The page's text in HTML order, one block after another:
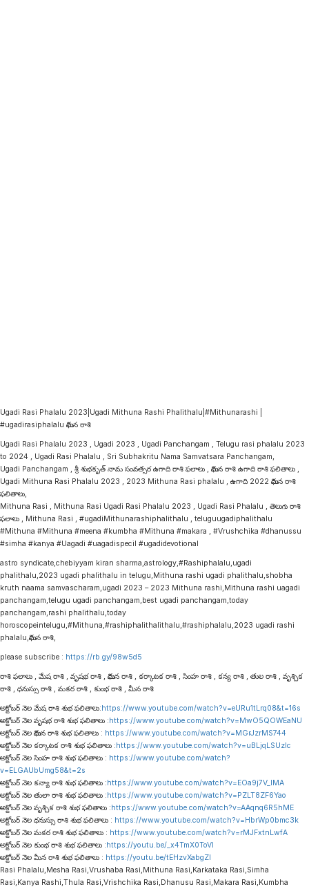
Ugadi Rasi Phalalu 2023|Ugadi Mithuna Rashi Phalithalu|#Mithunarashi |
#ugadirasiphalalu మిథున రాశి
Ugadi Rasi Phalalu 2023 , Ugadi 2023 , Ugadi Panchangam , Telugu rasi phalalu 2023
to 2024 , Ugadi Rasi Phalalu , Sri Subhakritu Nama Samvatsara Panchangam,
Ugadi Panchangam , శ్రీ శుభకృత్ నామ సంవత్సర ఉగాది రాశి ఫలాలు , మిథున రాశి ఉగాది రాశి ఫలితాలు ,
Ugadi Mithuna Rasi Phalalu 2023 , 2023 Mithuna Rasi phalalu , ఉగాది 2022 మిథున రాశి
ఫలితాలు,
Mithuna Rasi , Mithuna Rasi Ugadi Rasi Phalalu 2023 , Ugadi Rasi Phalalu , తెలుగు రాశి
ఫలాలు , Mithuna Rasi , #ugadiMithunarashiphalithalu , teluguugadiphalithalu
#Mithuna #Mithuna #meena #kumbha #Mithuna #makara , #Vrushchika #dhanussu
#simha #kanya #Uagadi #uagadispecil #ugadidevotional
astro syndicate,chebiyyam kiran sharma,astrology,#Rashiphalalu,ugadi
phalithalu,2023 ugadi phalithalu in telugu,Mithuna rashi ugadi phalithalu,shobha
kruth naama samvascharam,ugadi 2023 – 2023 Mithuna rashi,Mithuna rashi uagadi
panchangam,telugu ugadi panchangam,best ugadi panchangam,today
panchangam,rashi phalithalu,today
horoscopeintelugu,#Mithuna,#rashiphalithalithalu,#rashiphalalu,2023 ugadi rashi
phalalu,మిథున రాశి,
please subscribe : https://rb.gy/98w5d5
రాశి ఫలాలు , మేష రాశి , వృషభ రాశి , మిథున రాశి , కర్కాటక రాశి , సింహ రాశి , కన్య రాశి , తుల రాశి , వృశ్చిక
రాశి , ధనుస్సు రాశి , మకర రాశి , కుంభ రాశి , మీన రాశి
అక్టోబర్ నెల మేష రాశి శుభ ఫలితాలు:https://www.youtube.com/watch?v=eURu1tLrq08&t=16s
అక్టోబర్ నెల వృషభ రాశి శుభ ఫలితాలు :https://www.youtube.com/watch?v=MwO5QOWEaNU
అక్టోబర్ నెల మిథున రాశి శుభ ఫలితాలు : https://www.youtube.com/watch?v=MGrJzrMS744
అక్టోబర్ నెల కర్కాటక రాశి శుభ ఫలితాలు :https://www.youtube.com/watch?v=uBLjqLSUzIc
అక్టోబర్ నెల సింహ రాశి శుభ ఫలితాలు : https://www.youtube.com/watch?
v=ELGAUbUmg58&t=2s
అక్టోబర్ నెల కన్యా రాశి శుభ ఫలితాలు :https://www.youtube.com/watch?v=EOa9j7V_lMA
అక్టోబర్ నెల తులా రాశి శుభ ఫలితాలు :https://www.youtube.com/watch?v=PZLT8ZF6Yao
అక్టోబర్ నెల వృశ్చిక రాశి శుభ ఫలితాలు :https://www.youtube.com/watch?v=AAqnq6R5hME
అక్టోబర్ నెల ధనుస్సు రాశి శుభ ఫలితాలు : https://www.youtube.com/watch?v=HbrWp0bmc3k
అక్టోబర్ నెల మకర రాశి శుభ ఫలితాలు : https://www.youtube.com/watch?v=rMJFxtnLwfA
అక్టోబర్ నెల కుంభ రాశి శుభ ఫలితాలు :https://youtu.be/_x4TmX0ToVI
అక్టోబర్ నెల మీన రాశి శుభ ఫలితాలు : https://youtu.be/tEHzvXabgZI
Rasi Phalalu,Mesha Rasi,Vrushaba Rasi,Mithuna Rasi,Karkataka Rasi,Simha
Rasi,Kanya Rashi,Thula Rasi,Vrishchika Rasi,Dhanusu Rasi,Makara Rasi,Kumbha